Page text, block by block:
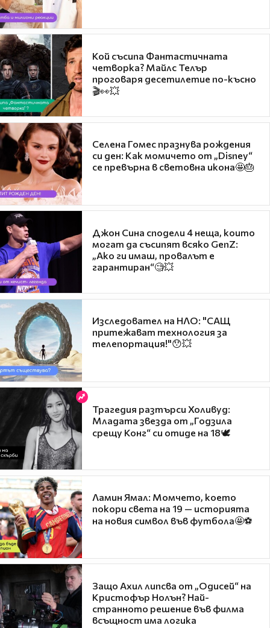
Кой съсипа Фантастичната
четворка? Майлс Телър
проговаря десетилетие по-късно
🎬👀💥
Селена Гомес празнува рождения
си ден: Как момичето от „Disney“
се превърна в световна икона🤩🎂
Джон Сина сподели 4 неща, които
могат да съсипят всяко GenZ:
„Ако ги имаш, провалът е
гарантиран“🧐💥
Изследовател на НЛО: "САЩ
притежават технология за
телепортация!"😯💥
Трагедия разтърси Холивуд:
Младата звезда от „Годзила
срещу Конг“ си отиде на 18🕊️
Ламин Ямал: Момчето, което
покори света на 19 — историята
на новия символ във футбола🤩⚽
Защо Ахил липсва от „Одисей“ на
Кристофър Нолън? Най-
странното решение във филма
всъщност има логика